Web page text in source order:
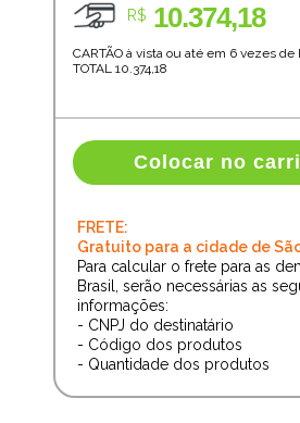
R$ 10.374,18
CARTÃO à vista ou até em 6 vezes de
TOTAL 10.374,18
Colocar no
FRETE:
Gratuito para a cidade de
Para calcular o frete para as
Brasil, serão necessárias as
informações:
- CNPJ do destinatário
- Código dos produtos
- Quantidade dos produtos